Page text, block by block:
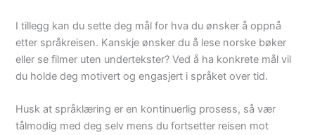
I tillegg kan du sette deg mål for hva du ønsker å oppnå
etter språkreisen. Kanskje ønsker du å lese norske bøker
eller se filmer uten undertekster? Ved å ha konkrete mål vil
du holde deg motivert og engasjert i språket over tid.
Husk at språklæring er en kontinuerlig prosess, så vær
tålmodig med deg selv mens du fortsetter reisen mot